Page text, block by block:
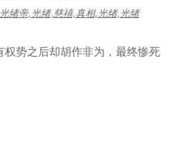
光绪帝,光绪,慈禧,真相,光绪,光绪